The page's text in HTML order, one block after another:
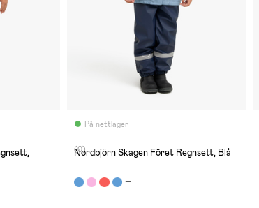
På nettlager
(0)
Nordbjörn Skagen Fôret Regnsett, Blå